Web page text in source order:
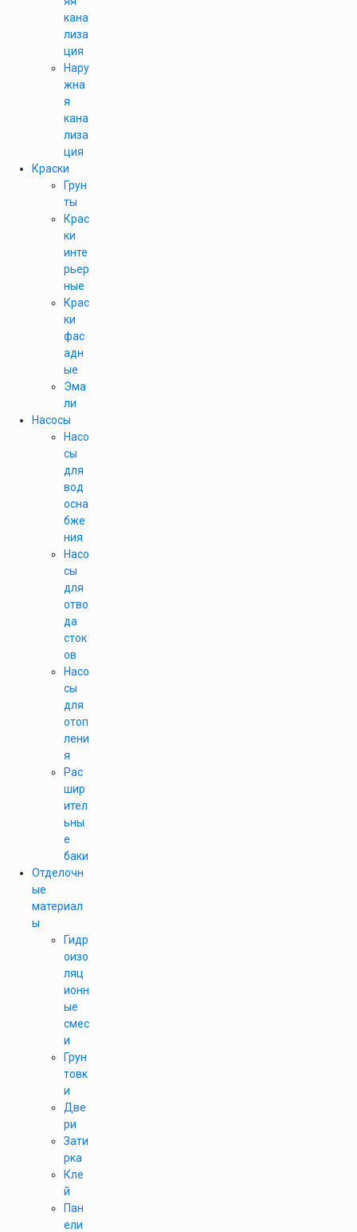
кана
лиза
ция
Нару
жна
я
кана
лиза
ция
Краски
Грун
ты
Крас
ки
инте
рьер
ные
Крас
ки
фас
адн
ые
Эма
ли
Насосы
Насо
сы
для
вод
осна
бже
ния
Насо
сы
для
отво
да
сток
ов
Насо
сы
для
отоп
лени
я
Рас
шир
ител
ьны
е
баки
Отделочн
ые
материал
ы
Гидр
оизо
ляц
ионн
ые
смес
и
Грун
товк
и
Две
ри
Зати
рка
Кле
й
Пан
ели